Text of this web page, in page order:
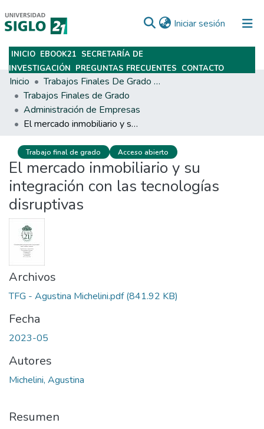
Iniciar sesión (current)
Subir
INICIO EBOOK21 SECRETARÍA DE
INVESTIGACIÓN PREGUNTAS FRECUENTES CONTACTO
Inicio
Trabajos Finales De Grado Y Posgrado
Trabajos Finales de Grado
Administración de Empresas
El mercado inmobiliario y su integración con las tecnologías disruptivas
Trabajo final de grado Acceso abierto
El mercado inmobiliario y su
integración con las tecnologías
disruptivas
Archivos
TFG - Agustina Michelini.pdf(841.92 KB)
Fecha
2023-05
Autores
Michelini, Agustina
Resumen